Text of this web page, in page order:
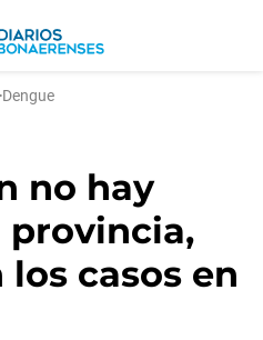
Dengue
no hay
provincia,
casos en